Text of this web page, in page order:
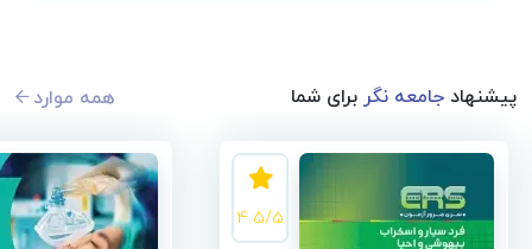
پیشنهادجامعه نگربرای شما همه موارد
4.5/5